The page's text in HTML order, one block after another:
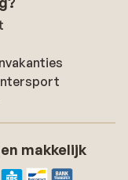
makkelijk